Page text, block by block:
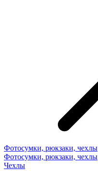
Фотосумки, рюкзаки, чехлы
Фотосумки, рюкзаки, чехлы
Чехлы